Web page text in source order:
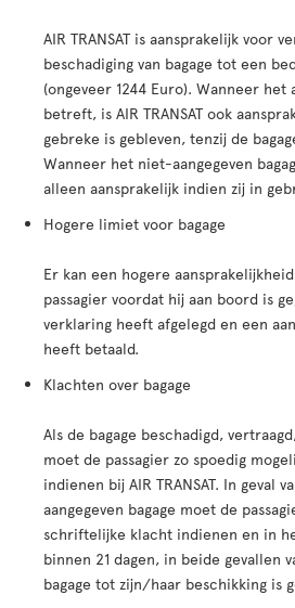
AIR TRANSAT is aansprakelijk voor
beschadiging van bagage tot een
(ongeveer 1244 Euro). Wanneer het
betreft, is AIR TRANSAT ook
gebreke is gebleven, tenzij de
Wanneer het niet-aangegeven
alleen aansprakelijk indien zij in
Hogere limiet voor bagage
Er kan een hogere
passagier voordat hĳ aan boord is
verklaring heeft afgelegd en een
heeft betaald.
Klachten over bagage
Als de bagage beschadigd,
moet de passagier zo spoedig
indienen bij AIR TRANSAT. In geval
aangegeven bagage moet de
schriftelijke klacht indienen en in
binnen 21 dagen, in beide gevallen
bagage tot zijn/haar beschikking is